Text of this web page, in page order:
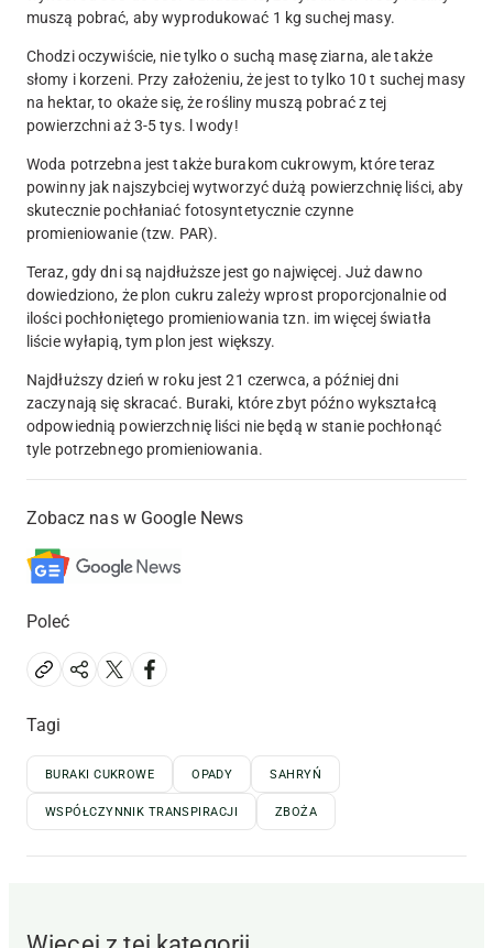
muszą pobrać, aby wyprodukować 1 kg suchej masy.
Chodzi oczywiście, nie tylko o suchą masę ziarna, ale także
słomy i korzeni. Przy założeniu, że jest to tylko 10 t suchej masy
na hektar, to okaże się, że rośliny muszą pobrać z tej
powierzchni aż 3-5 tys. l wody!
Woda potrzebna jest także burakom cukrowym, które teraz
powinny jak najszybciej wytworzyć dużą powierzchnię liści, aby
skutecznie pochłaniać fotosyntetycznie czynne
promieniowanie (tzw. PAR).
Teraz, gdy dni są najdłuższe jest go najwięcej. Już dawno
dowiedziono, że plon cukru zależy wprost proporcjonalnie od
ilości pochłoniętego promieniowania tzn. im więcej światła
liście wyłapią, tym plon jest większy.
Najdłuższy dzień w roku jest 21 czerwca, a później dni
zaczynają się skracać. Buraki, które zbyt późno wykształcą
odpowiednią powierzchnię liści nie będą w stanie pochłonąć
tyle potrzebnego promieniowania.
Zobacz nas w Google News
Poleć
Tagi
BURAKI CUKROWE OPADY SAHRYŃ
WSPÓŁCZYNNIK TRANSPIRACJI ZBOŻA